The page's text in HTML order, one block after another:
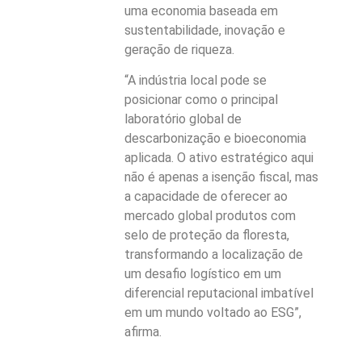
uma economia baseada em
sustentabilidade, inovação e
geração de riqueza.
“A indústria local pode se
posicionar como o principal
laboratório global de
descarbonização e bioeconomia
aplicada. O ativo estratégico aqui
não é apenas a isenção fiscal, mas
a capacidade de oferecer ao
mercado global produtos com
selo de proteção da floresta,
transformando a localização de
um desafio logístico em um
diferencial reputacional imbatível
em um mundo voltado ao ESG”,
afirma.